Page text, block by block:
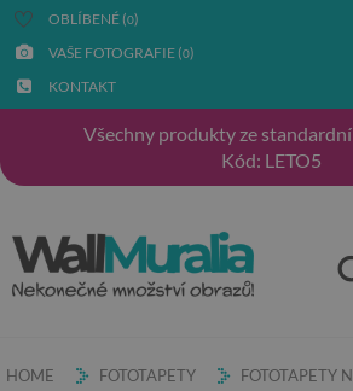
OBLÍBENÉ (0)
VAŠE FOTOGRAFIE (0)
KONTAKT
Všechny produkty ze
Kód: LETO5
HOME FOTOTAPETY
FOTOTAPETY